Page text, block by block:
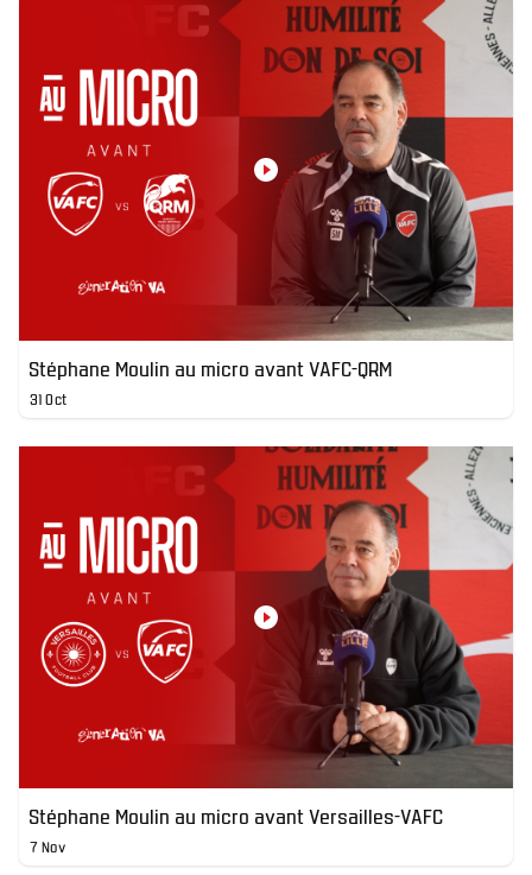
Stéphane Moulin au micro avant VAFC-QRM
31 Oct
Stéphane Moulin au micro avant Versailles-VAFC
7 Nov